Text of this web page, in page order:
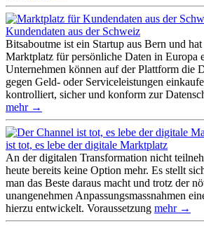
Kundendaten aus der Schweiz
Bitsaboutme ist ein Startup aus Bern und
Marktplatz für persönliche Daten in Europa
Unternehmen können auf der Plattform die
gegen Geld- oder Serviceleistungen
kontrolliert, sicher und konform zur
mehr →
ist tot, es lebe der digitale Marktplatz
An der digitalen Transformation nicht
heute bereits keine Option mehr. Es stellt
man das Beste daraus macht und trotz der
unangenehmen Anpassungsmassnahmen
hierzu entwickelt. Voraussetzung mehr →